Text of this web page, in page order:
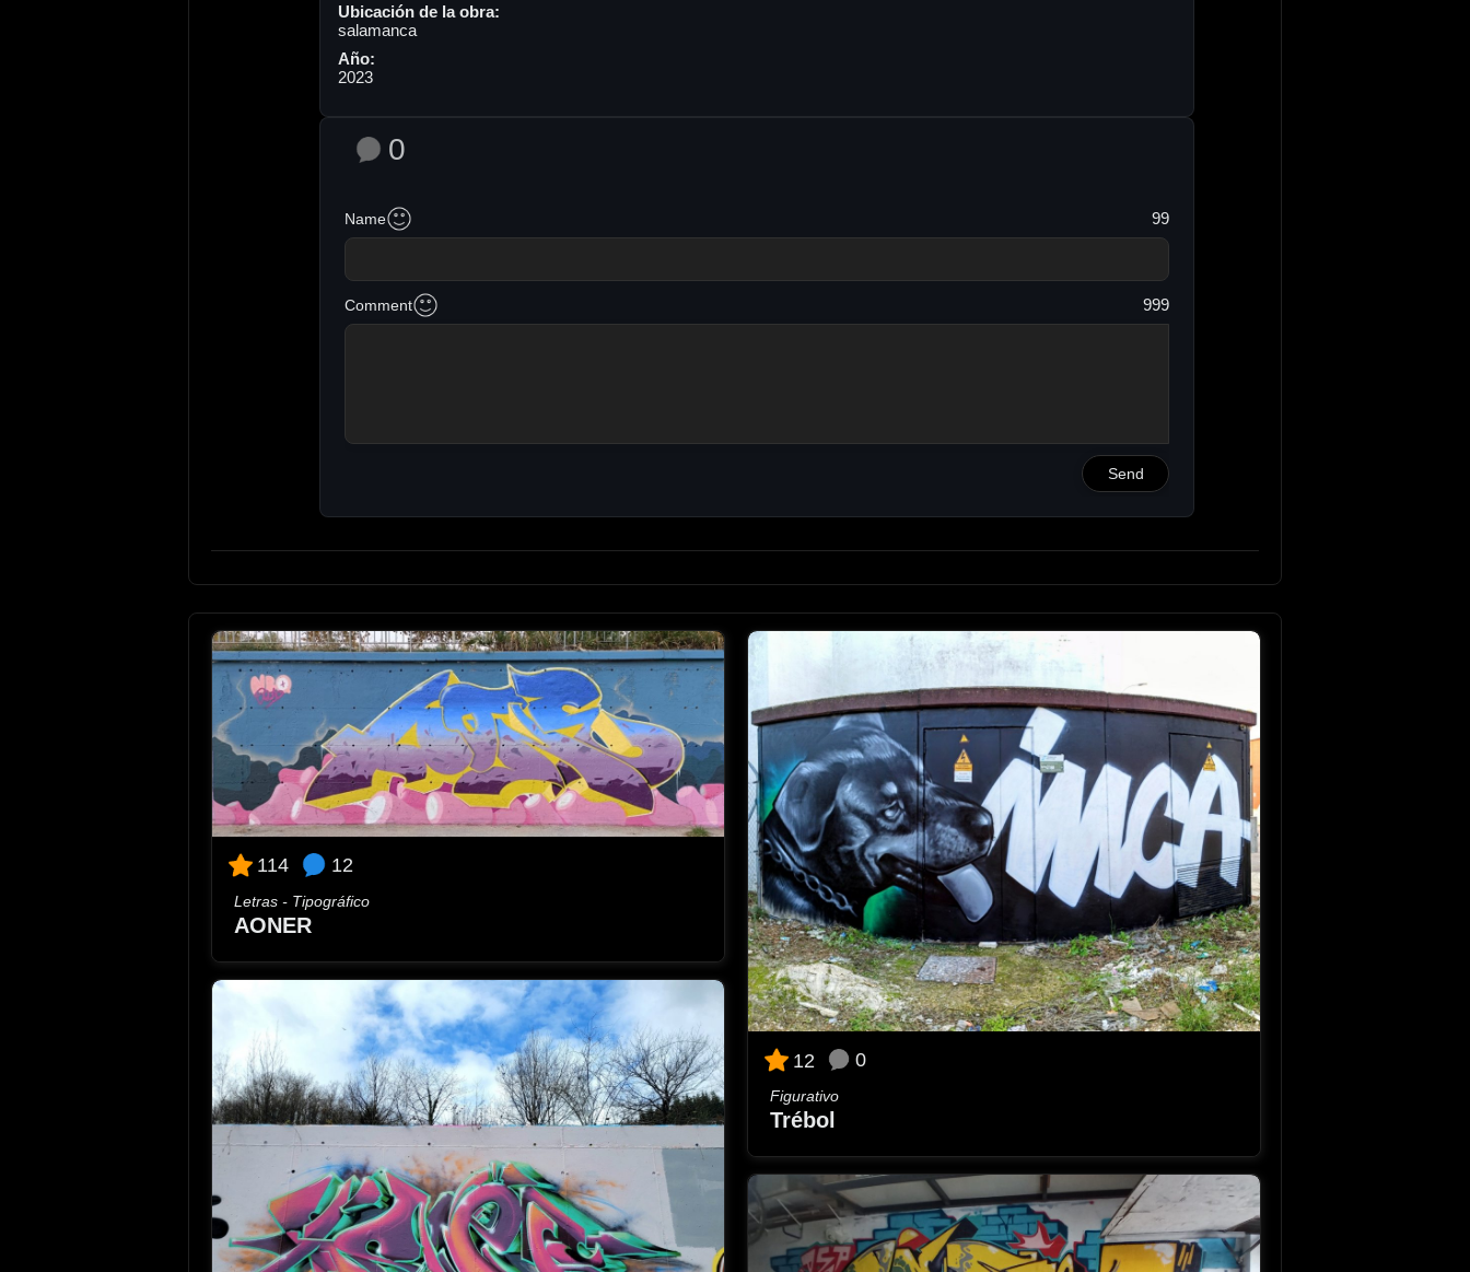
Ubicación de la obra:
salamanca
Año:
2023
0
Name 99
Comment 999
Send
114 12
Letras - Tipográfico
AONER
12 0
Figurativo
Trébol